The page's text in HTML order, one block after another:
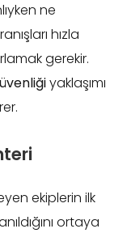
ne
hızla
gerekir.
yaklaşımı
ekiplerin ilk
ortaya